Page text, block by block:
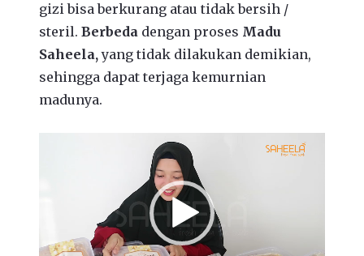
gizi bisa berkurang atau tidak bersih /
steril. Berbeda dengan proses Madu
Saheela,yang tidak dilakukan demikian,
sehingga dapat terjaga kemurnian
madunya.